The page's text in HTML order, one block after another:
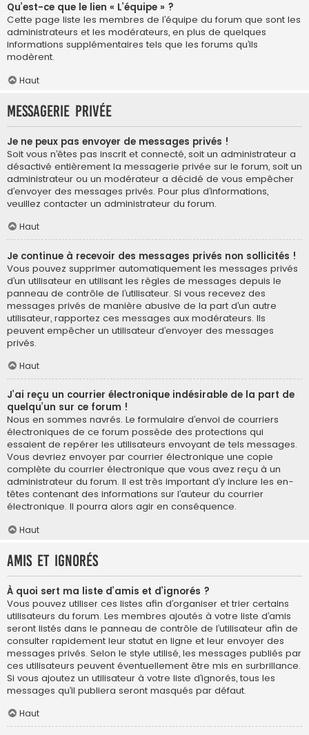
Qu’est-ce que le lien « L’équipe » ?
Cette page liste les membres de l’équipe du forum que sont les
administrateurs et les modérateurs, en plus de quelques
informations supplémentaires tels que les forums qu’ils
modèrent.
Haut
Messagerie privée
Je ne peux pas envoyer de messages privés !
Soit vous n’êtes pas inscrit et connecté, soit un administrateur a
désactivé entièrement la messagerie privée sur le forum, soit un
administrateur ou un modérateur a décidé de vous empêcher
d’envoyer des messages privés. Pour plus d’informations,
veuillez contacter un administrateur du forum.
Haut
Je continue à recevoir des messages privés non sollicités !
Vous pouvez supprimer automatiquement les messages privés
d’un utilisateur en utilisant les règles de messages depuis le
panneau de contrôle de l’utilisateur. Si vous recevez des
messages privés de manière abusive de la part d’un autre
utilisateur, rapportez ces messages aux modérateurs. Ils
peuvent empêcher un utilisateur d’envoyer des messages
privés.
Haut
J’ai reçu un courrier électronique indésirable de la part de
quelqu’un sur ce forum !
Nous en sommes navrés. Le formulaire d’envoi de courriers
électroniques de ce forum possède des protections qui
essaient de repérer les utilisateurs envoyant de tels messages.
Vous devriez envoyer par courrier électronique une copie
complète du courrier électronique que vous avez reçu à un
administrateur du forum. Il est très important d’y inclure les en-
têtes contenant des informations sur l’auteur du courrier
électronique. Il pourra alors agir en conséquence.
Haut
Amis et ignorés
À quoi sert ma liste d’amis et d’ignorés ?
Vous pouvez utiliser ces listes afin d’organiser et trier certains
utilisateurs du forum. Les membres ajoutés à votre liste d’amis
seront listés dans le panneau de contrôle de l’utilisateur afin de
consulter rapidement leur statut en ligne et leur envoyer des
messages privés. Selon le style utilisé, les messages publiés par
ces utilisateurs peuvent éventuellement être mis en surbrillance.
Si vous ajoutez un utilisateur à votre liste d’ignorés, tous les
messages qu’il publiera seront masqués par défaut.
Haut